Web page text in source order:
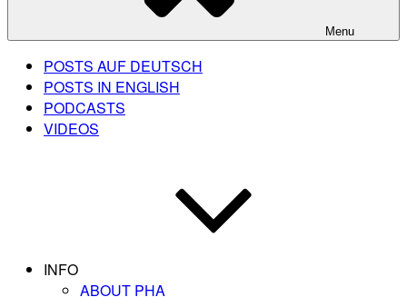
Menu
POSTS AUF DEUTSCH
POSTS IN ENGLISH
PODCASTS
VIDEOS
INFO
ABOUT PHA